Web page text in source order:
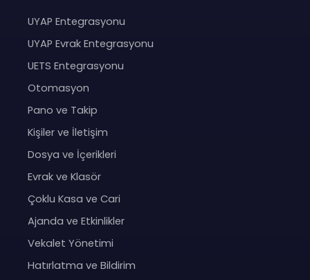
UYAP Entegrasyonu
UYAP Evrak Entegrasyonu
UETS Entegrasyonu
Otomasyon
Pano ve Takip
Kişiler ve İletişim
Dosya ve İçerikleri
Evrak ve Klasör
Çoklu Kasa ve Cari
Ajanda ve Etkinlikler
Vekalet Yönetimi
Hatırlatma ve Bildirim